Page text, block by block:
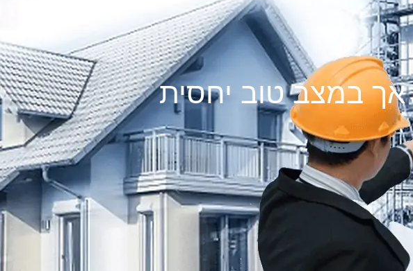
אך במצב טוב יחסית